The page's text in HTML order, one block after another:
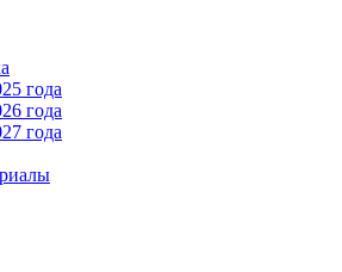
года
года
года